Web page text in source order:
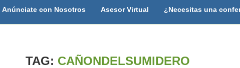
Anúnciate con Nosotros Asesor Virtual ¿Necesitas una
TAG: CAÑONDELSUMIDERO